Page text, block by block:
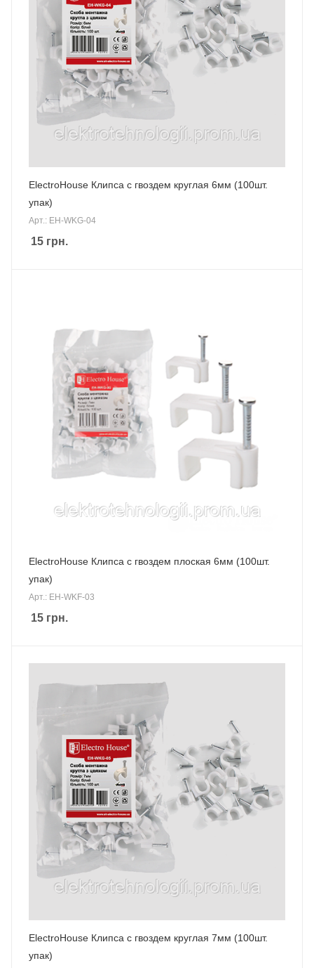
ElectroHouse Клипса с гвоздем круглая 6мм (100шт.
упак)
Арт.: EH-WKG-04
15 грн.
ElectroHouse Клипса с гвоздем плоская 6мм (100шт.
упак)
Арт.: EH-WKF-03
15 грн.
ElectroHouse Клипса с гвоздем круглая 7мм (100шт.
упак)